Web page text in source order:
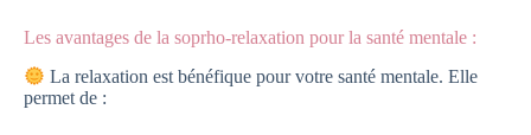
Les avantages de la soprho-relaxation pour la santé mentale :
La relaxation est bénéfique pour votre santé mentale. Elle
permet de :